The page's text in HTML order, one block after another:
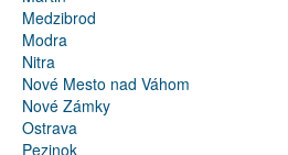
Medzibrod
Modra
Nitra
Nové Mesto nad Váhom
Nové Zámky
Ostrava
Pezinok